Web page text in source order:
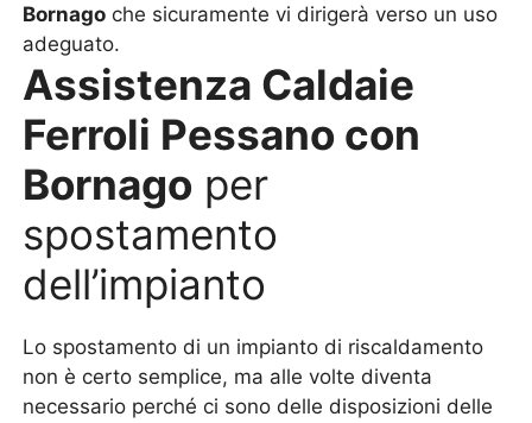
Bornago che sicuramente vi dirigerà verso un uso
adeguato.
Assistenza Caldaie
Ferroli Pessano con
Bornago per
spostamento
dell’impianto
Lo spostamento di un impianto di riscaldamento
non è certo semplice, ma alle volte diventa
necessario perché ci sono delle disposizioni delle